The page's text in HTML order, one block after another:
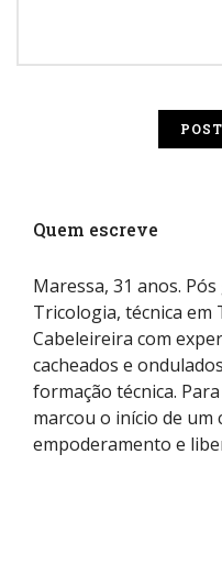
Quem escreve
Maressa, 31 anos.
Tricologia, técnica em
Cabeleireira com
cacheados e
formação técnica.
marcou o início de um
empoderamento e